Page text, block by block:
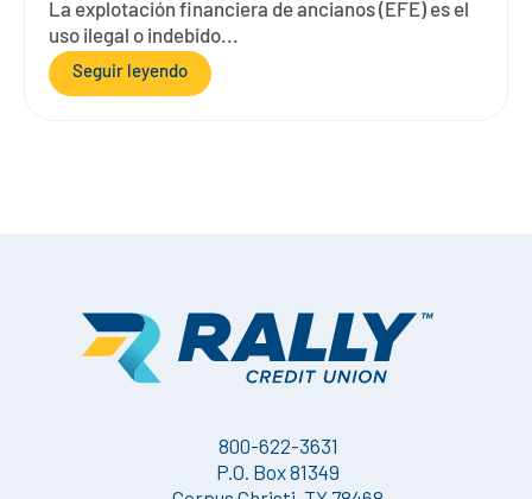
La explotación financiera de ancianos (EFE) es el
uso ilegal o indebido...
Seguir leyendo
800-622-3631
P.O. Box 81349